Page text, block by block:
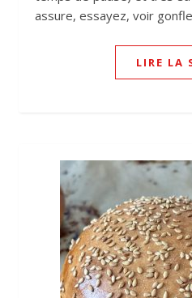
assure, essayez, voir
LIRE LA